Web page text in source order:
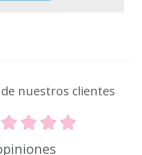
nuestros clientes